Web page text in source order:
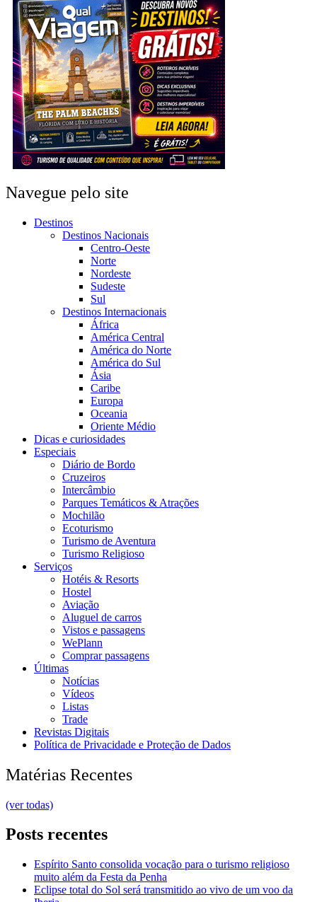
Navegue pelo site
Destinos
Destinos Nacionais
Centro-Oeste
Norte
Nordeste
Sudeste
Sul
Destinos Internacionais
África
América Central
América do Norte
América do Sul
Ásia
Caribe
Europa
Oceania
Oriente Médio
Dicas e curiosidades
Especiais
Diário de Bordo
Cruzeiros
Intercâmbio
Parques Temáticos & Atrações
Mochilão
Ecoturismo
Turismo de Aventura
Turismo Religioso
Serviços
Hotéis & Resorts
Hostel
Aviação
Aluguel de carros
Vistos e passagens
WePlann
Comprar passagens
Últimas
Notícias
Vídeos
Listas
Trade
Revistas Digitais
Política de Privacidade e Proteção de Dados
Matérias Recentes
(ver todas)
Posts recentes
Espírito Santo consolida vocação para o turismo religioso
muito além da Festa da Penha
Eclipse total do Sol será transmitido ao vivo de um voo da